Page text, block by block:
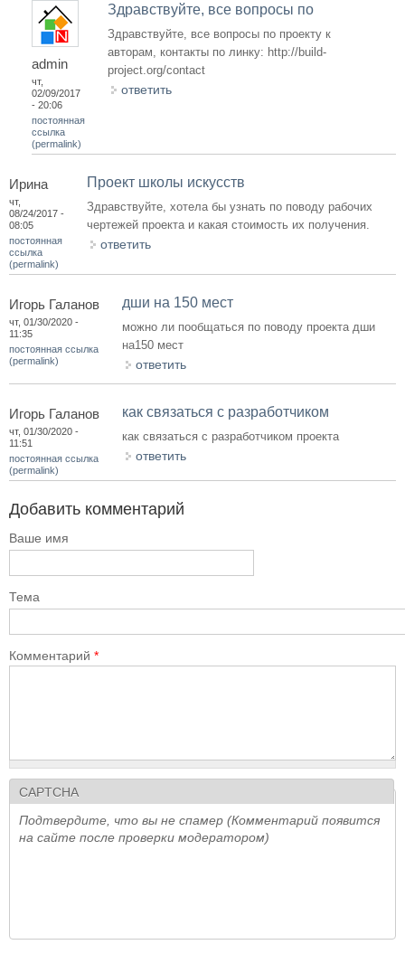
admin
чт,
02/09/2017
- 20:06
постоянная
ссылка
(permalink)
Здравствуйте, все вопросы по
Здравствуйте, все вопросы по проекту к
авторам, контакты по линку: http://build-
project.org/contact
ответить
Ирина
чт,
08/24/2017 -
08:05
постоянная
ссылка
(permalink)
Проект школы искусств
Здравствуйте, хотела бы узнать по поводу рабочих
чертежей проекта и какая стоимость их получения.
ответить
Игорь Галанов
чт, 01/30/2020 -
11:35
постоянная ссылка
(permalink)
дши на 150 мест
можно ли пообщаться по поводу проекта дши
на150 мест
ответить
Игорь Галанов
чт, 01/30/2020 -
11:51
постоянная ссылка
(permalink)
как связаться с разработчиком
как связаться с разработчиком проекта
ответить
Добавить комментарий
Ваше имя
Тема
Комментарий *
CAPTCHA
Подтвердите, что вы не спамер (Комментарий появится
на сайте после проверки модератором)